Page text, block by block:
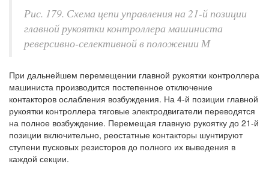
Рис. 179. Схема цепи управления на 21-й позиции
главной рукоятки контроллера машиниста
реверсивно-селективной в положении М
При дальнейшем перемещении главной рукоятки контроллера
машиниста производится постепенное отключение
контакторов ослабления возбуждения. На 4-й позиции главной
рукоятки контроллера тяговые электродвигатели переводятся
на полное возбуждение. Перемещая главную рукоятку до 21-й
позиции включительно, реостатные контакторы шунтируют
ступени пусковых резисторов до полного их выведения в
каждой секции.